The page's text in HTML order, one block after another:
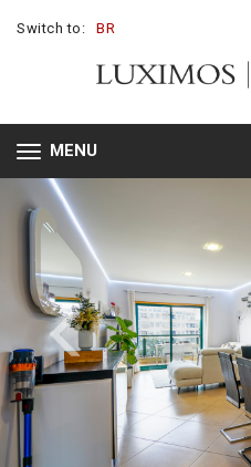
Switch to: BR
Toggle
navigation
MENU